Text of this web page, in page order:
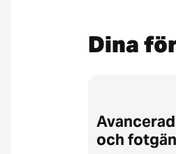
Dina
och